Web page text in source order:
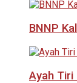
BNNP
Ayah